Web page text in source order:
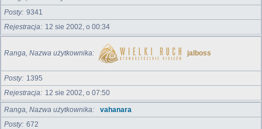
Posty 9341
Rejestracja
12 sie 2002, o 00:34
Ranga, Nazwa użytkownika jalboss
Posty
1395
Rejestracja
12 sie 2002, o 07:50
Ranga, Nazwa użytkownika
vahanara
Posty 672